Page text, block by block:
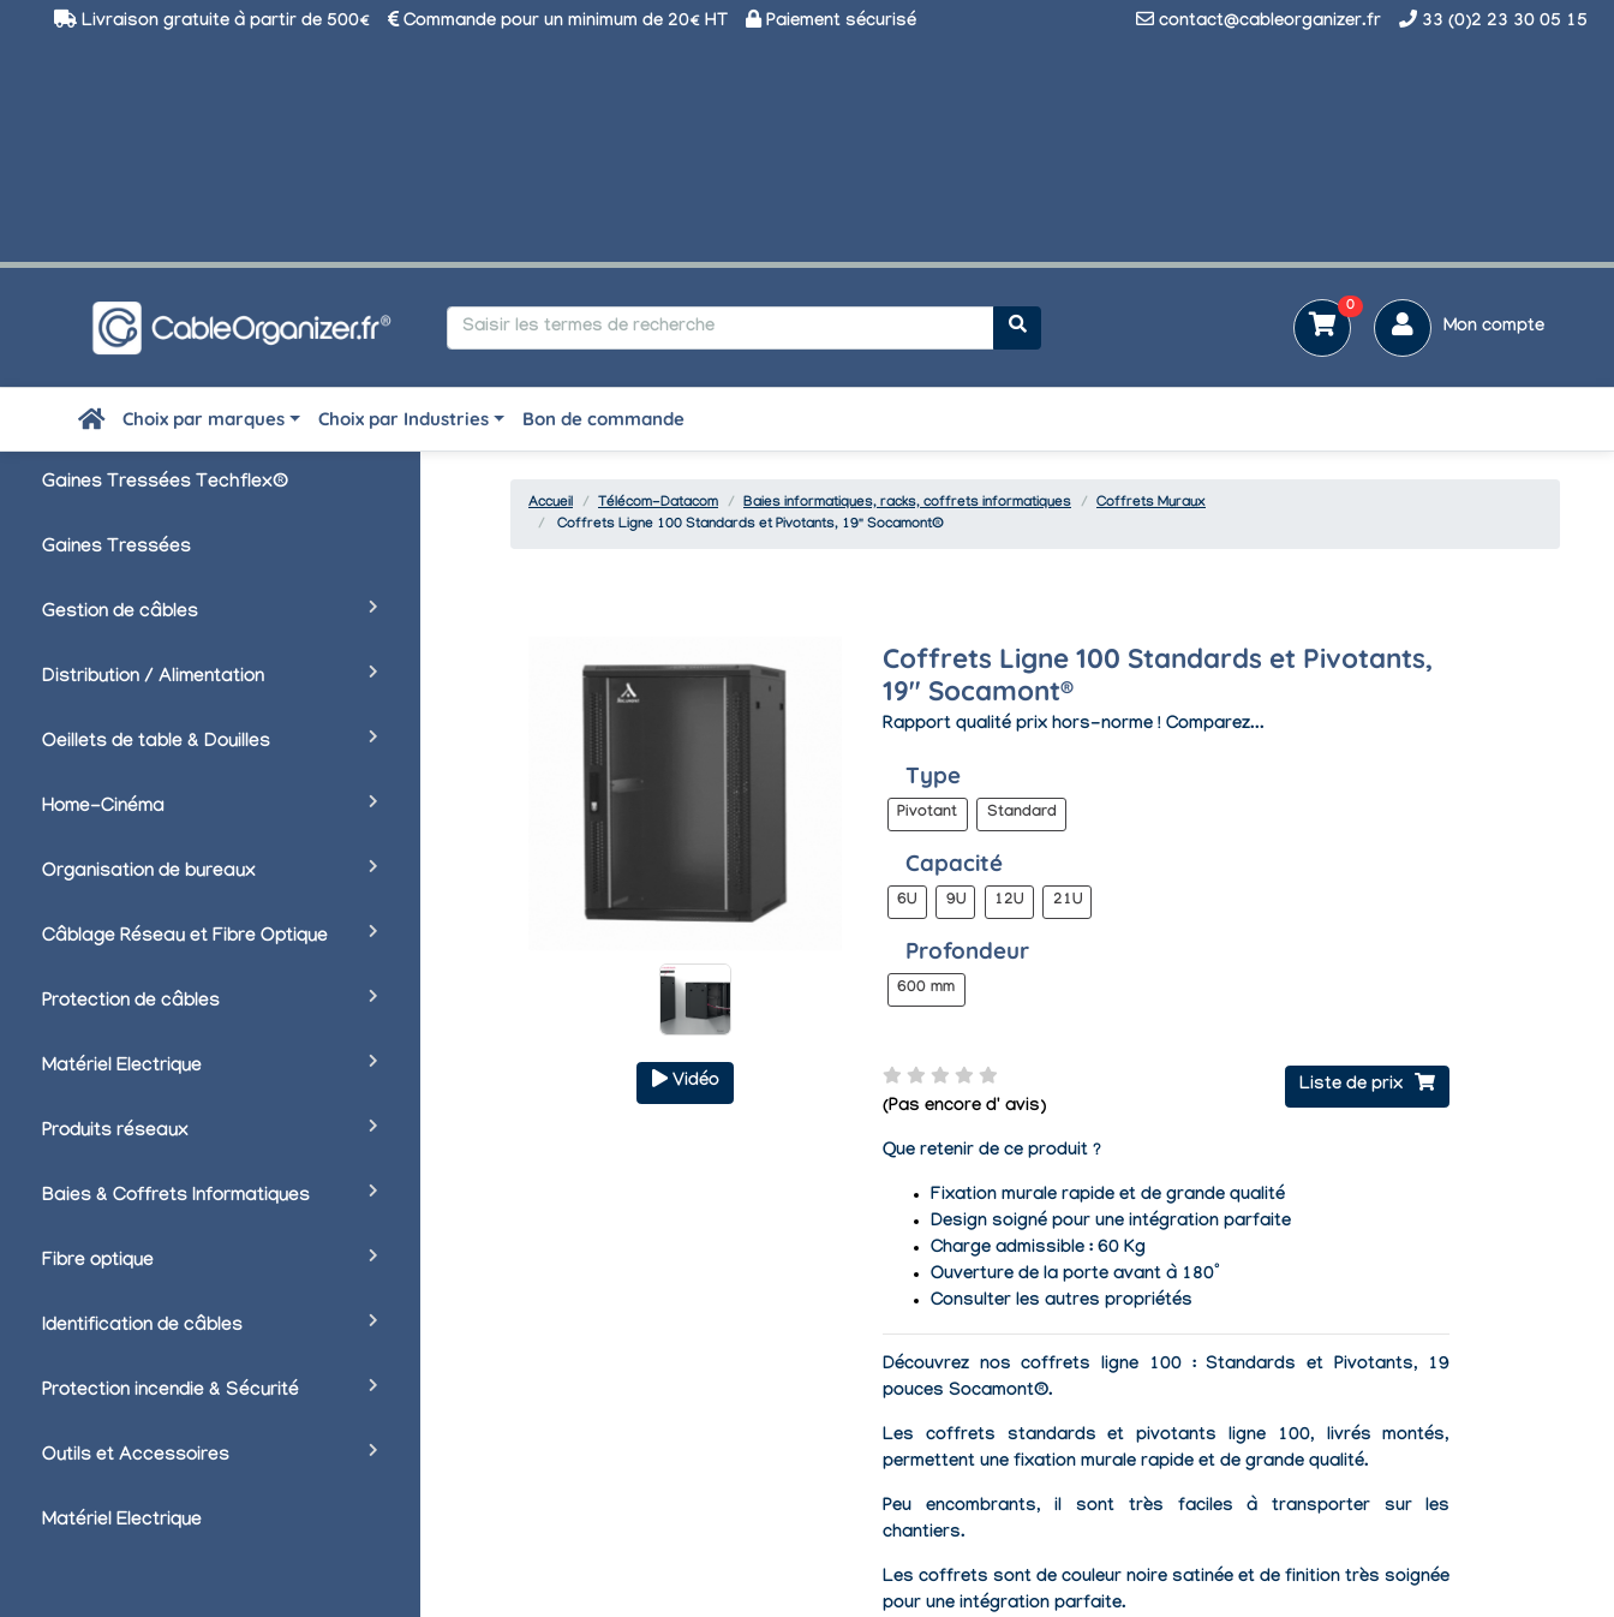
Livraison gratuite à partir de 500€ Commande pour un minimum de 20€ HT Paiement sécurisé contact@cableorganizer.fr 33 (0)2 23 30 05 15
0
Mon compte
Choix par marques Choix par Industries Bon de commande
Gaines Tressées Techflex®
Gaines Tressées
Gestion de câbles
Distribution / Alimentation
Oeillets de table & Douilles
Home-Cinéma
Organisation de bureaux
Câblage Réseau et Fibre Optique
Protection de câbles
Matériel Electrique
Produits réseaux
Baies & Coffrets Informatiques
Fibre optique
Identification de câbles
Protection incendie & Sécurité
Outils et Accessoires
Matériel Electrique
Accueil Télécom-Datacom Baies informatiques, racks, coffrets informatiques
Coffrets Muraux
Coffrets Ligne 100 Standards et Pivotants, 19" Socamont®
Vidéo
Coffrets Ligne 100 Standards et Pivotants,
19" Socamont®
Rapport qualité prix hors-norme ! Comparez...
Type
Pivotant Standard
Capacité
6U 9U 12U 21U
Profondeur
600 mm
(Pas encore d' avis)
Liste de prix
Que retenir de ce produit ?
Fixation murale rapide et de grande qualité
Design soigné pour une intégration parfaite
Charge admissible : 60 Kg
Ouverture de la porte avant à 180°
Consulter les autres propriétés
Découvrez nos coffrets ligne 100 : Standards et Pivotants, 19
pouces Socamont®.
Les coffrets standards et pivotants ligne 100, livrés montés,
permettent une fixation murale rapide et de grande qualité.
Peu encombrants, il sont très faciles à transporter sur les
chantiers.
Les coffrets sont decouleur noire satinée et de finition très soignée
pour une intégration parfaite.